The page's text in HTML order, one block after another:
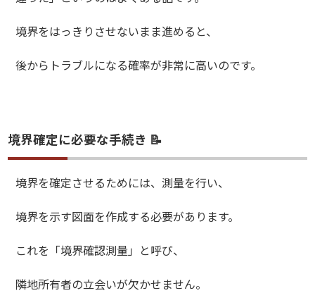
境界をはっきりさせないまま進めると、
後からトラブルになる確率が非常に高いのです。
境界確定に必要な手続き 📝
境界を確定させるためには、測量を行い、
境界を示す図面を作成する必要があります。
これを「境界確認測量」と呼び、
隣地所有者の立会いが欠かせません。